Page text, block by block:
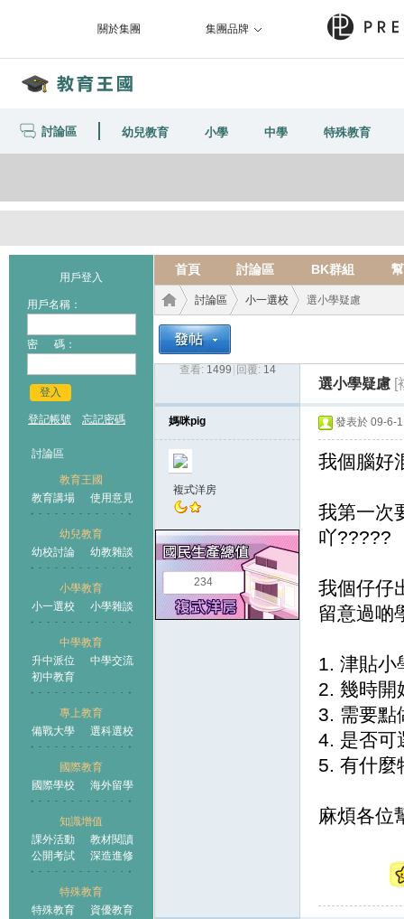
關於集團 集團品牌
討論區 幼兒教育 小學 中學 特殊教育
用戶登入
用戶名稱：
密 碼：
登入
登記帳號 忘記密碼
討論區
教育王國
教育講場
使用意見
幼兒教育
幼校討論
幼教雜談
小學教育
小一選校
小學雜談
中學教育
升中派位
中學交流
初中教育
專上教育
備戰大學
選科選校
國際教育
國際學校
海外留學
知識增值
課外活動
教材閱讀
公開考試
深造進修
特殊教育
特殊教育
資優教育
首頁 討論區 BK群組
王國
›
討論區
›
小一選校 選小學疑慮
查看: 1499 回覆: 14
選小學疑慮 [
媽咪pig
複式洋房
234
發表於 09-6-
我個腦好
我第一次
吖?????
我個仔仔
留意過啲
1. 津貼小
2. 幾時開
3. 需要點
4. 是否可
5. 有什麼
麻煩各位